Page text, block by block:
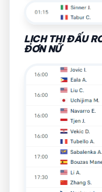
LỊCH THI ĐẤU
ĐƠN NỮ